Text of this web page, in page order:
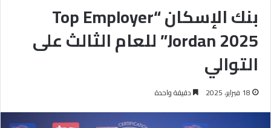
بنك الإسكان “Top Employer
Jordan 2025” للعام الثالث على
التوالي
18 فبراير، 2025 دقيقة واحدة